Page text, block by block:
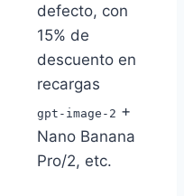
defecto, con
15% de
descuento en
recargas
gpt-image-2 +
Nano Banana
Pro/2, etc.